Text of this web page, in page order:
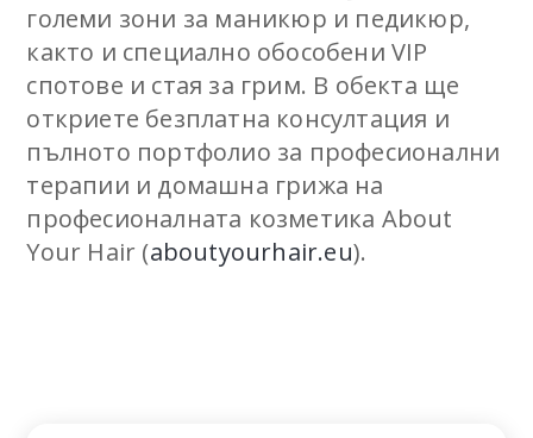
големи зони за маникюр и педикюр,
както и специално обособени VIP
спотове и стая за грим. В обекта ще
откриете безплатна консултация и
пълното портфолио за професионални
терапии и домашна грижа на
професионалната козметика About
Your Hair (aboutyourhair.eu).